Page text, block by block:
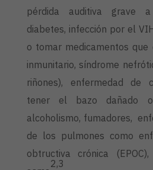
pérdida auditiva grave
diabetes, infección por el
o tomar medicamentos
inmunitario, síndrome
riñones), enfermedad de
tener el bazo dañado
alcoholismo, fumadores,
de los pulmones como
obtructiva crónica
2,3